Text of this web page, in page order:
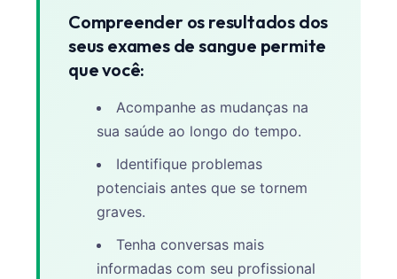
Compreender os resultados dos
seus exames de sangue permite
que você:
Acompanhe as mudanças na
sua saúde ao longo do tempo.
Identifique problemas
potenciais antes que se tornem
graves.
Tenha conversas mais
informadas com seu profissional